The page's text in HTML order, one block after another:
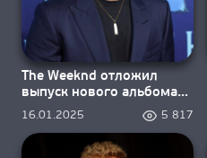
The Weeknd отложил
выпуск нового альбома
«Hurry Up Tomorrow»
16.01.2025 5 817